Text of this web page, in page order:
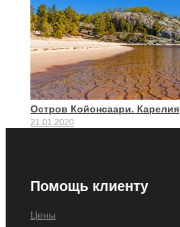
Остров Койонсаари. Карелия
21.01.2020
Помощь клиенту
Цены